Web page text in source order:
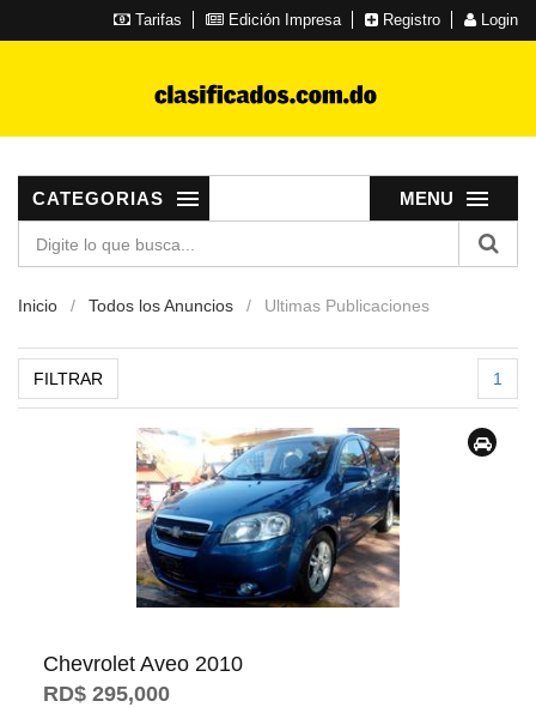
Tarifas Edición Impresa Registro Login
MENU
CATEGORIAS
Inicio Todos los Anuncios Ultimas Publicaciones
FILTRAR 1
Chevrolet Aveo 2010
RD$ 295,000